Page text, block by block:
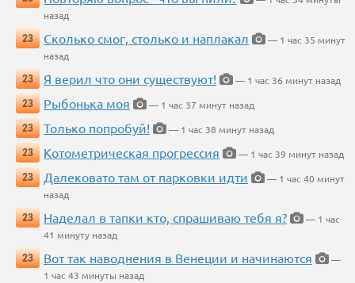
назад
23
Сколько смог, столько и наплакал
— 1 час 35 минут
назад
23
Я верил что они существуют!
— 1 час 36 минут назад
23
Рыбонька моя
— 1 час 37 минут назад
23
Только попробуй!
— 1 час 38 минут назад
23
Котометрическая прогрессия
— 1 час 39 минут назад
23
Далековато там от парковки идти
— 1 час 40 минут
назад
23
Наделал в тапки кто, спрашиваю тебя я?
— 1 час
41 минуту назад
23
Вот так наводнения в Венеции и начинаются
—
1 час 43 минуты назад